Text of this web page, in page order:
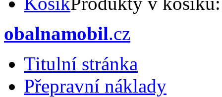
obalnamobil.cz
Titulní stránka
Přepravní náklady